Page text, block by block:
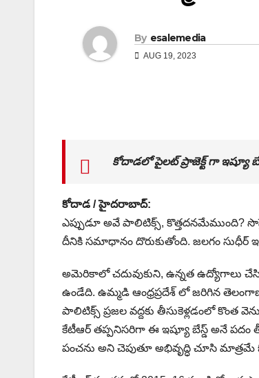
By esalemedia
AUG 19, 2023
కోదాడలో పైలట్ ప్రాజెక్ట్ గా ఇష్యూ
కోదాడ / హైద‌రాబాద్:
ఎప్పుడూ అవే పాలిటిక్స్, కొత్తద‌న‌మేముంది?
దీనికి స‌మాధానం దొరుకుతోంది. జలగం సుధీర్
అమెరికాలో చదువుకుని, ఉన్నత ఉద్యోగాలు
ఉండేది. ఉమ్మడి ఆంధ్రప్రదేశ్ లో జరిగిన
పాలిటిక్స్ ప్రజల వద్దకు తీసుకెళ్ల‌డంలో కొంత
కేటీఆర్ తప్పనిసరిగా ఈ ఇష్యూ బేస్డ్ అనే పదం
పంచను అని చెపుతూ అభివృద్ధి చూసి మాత్రమే